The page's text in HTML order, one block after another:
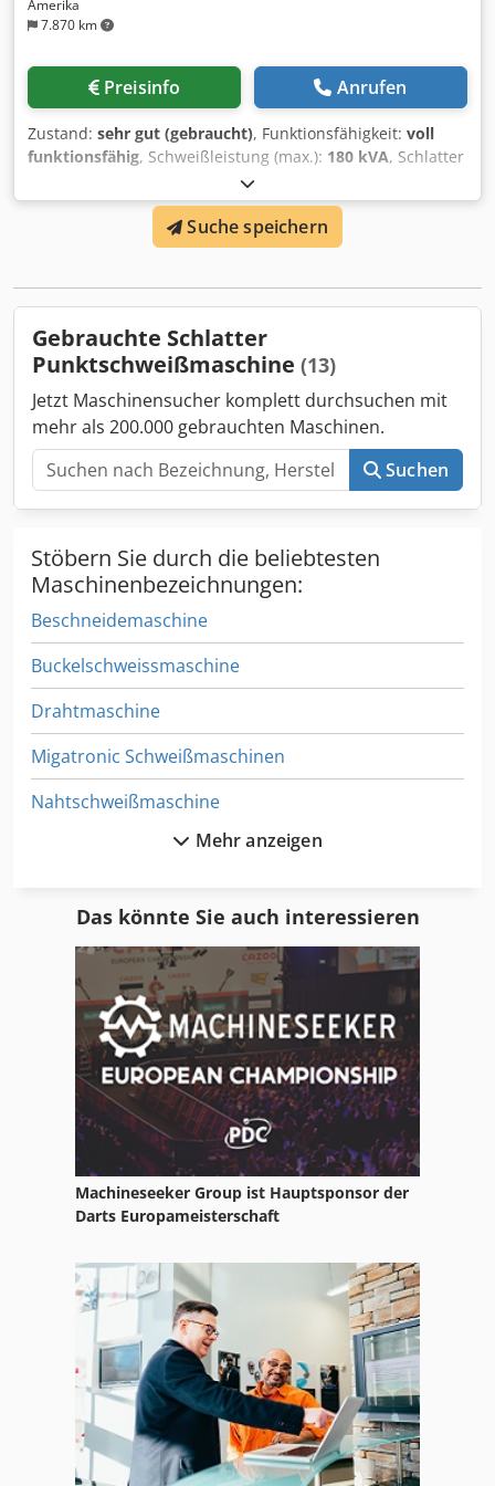
Amerika
7.870 km
Preisinfo Anrufen
Zustand: sehr gut (gebraucht), Funktionsfähigkeit: voll
funktionsfähig, Schweißleistung (max.): 180 kVA, Schlatter
Posiweld Typ Libra. Die Maschine wurde 2005 gebaut, die
Steuerung wurde 2022 von Schlatter aufgerüstet.
Dcedoxlvn Eopfx AdqokSuche speichern
Gebrauchte Schlatter
Punktschweißmaschine (13)
Jetzt Maschinensucher komplett durchsuchen mit
mehr als 200.000 gebrauchten Maschinen.
Suchen
Stöbern Sie durch die beliebtesten
Maschinenbezeichnungen:
Beschneidemaschine
Buckelschweissmaschine
Drahtmaschine
Migatronic Schweißmaschinen
Nahtschweißmaschine
Punktschweisszange
Punktschweißanlage
Punktschweißgerät
Schabmaschine
Schaftschlitzmaschine
Schneckenschleifmaschine
Schneidrad
Schweissanlage
Schweissautomat
Schweissgerät
Schweissmaschine
Mehr anzeigen
Das könnte Sie auch interessieren
Machineseeker Group ist Hauptsponsor der
Darts Europameisterschaft